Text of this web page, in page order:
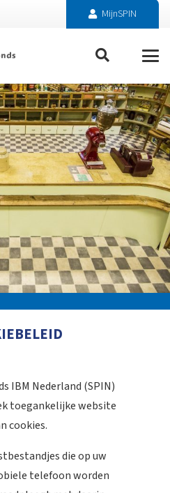
MijnSPIN
IBM Nederland (SPIN)
toegankelijke website
cookies.
die op uw
telefoon worden